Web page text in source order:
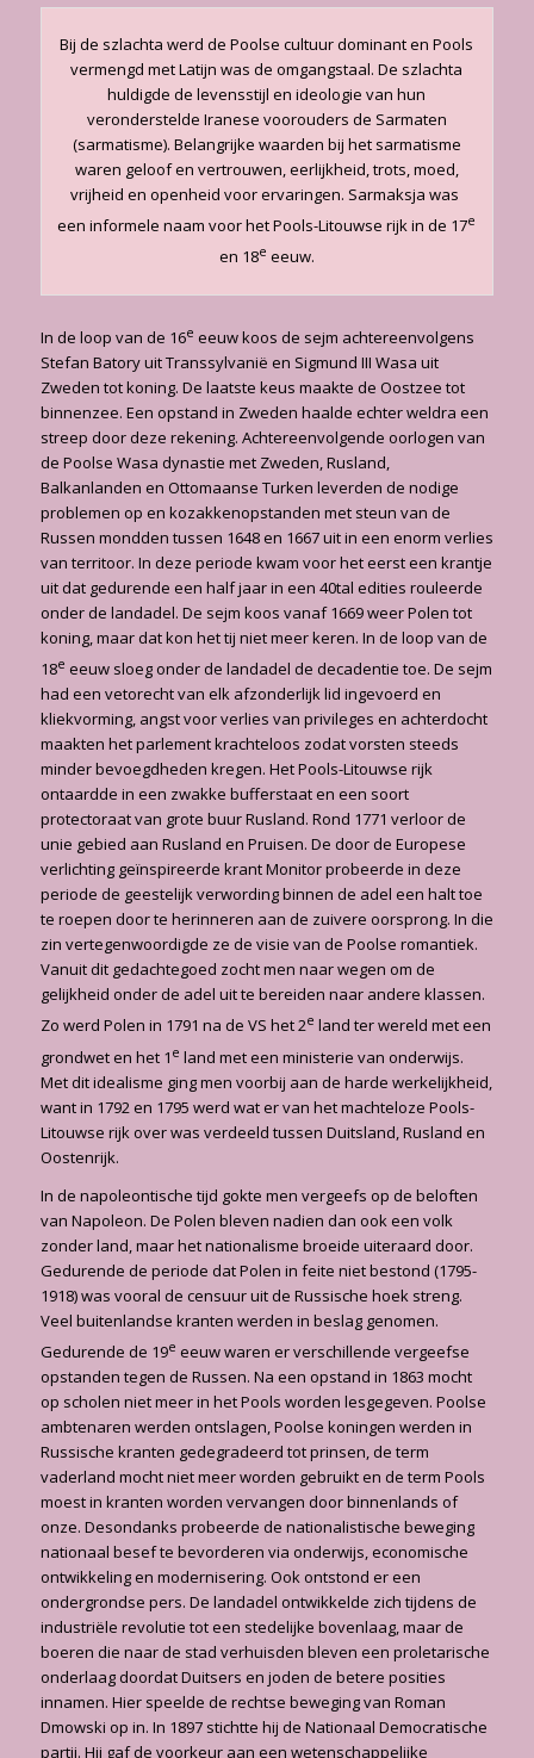
Bij de szlachta werd de Poolse cultuur dominant en Pools
vermengd met Latijn was de omgangstaal. De szlachta
huldigde de levensstijl en ideologie van hun
veronderstelde Iranese voorouders de Sarmaten
(sarmatisme). Belangrijke waarden bij het sarmatisme
waren geloof en vertrouwen, eerlijkheid, trots, moed,
vrijheid en openheid voor ervaringen. Sarmaksja was
een informele naam voor het Pools-Litouwse rijk in de 17e
en 18e eeuw.
In de loop van de 16e eeuw koos de sejm achtereenvolgens
Stefan Batory uit Transsylvanië en Sigmund III Wasa uit
Zweden tot koning. De laatste keus maakte de Oostzee tot
binnenzee. Een opstand in Zweden haalde echter weldra een
streep door deze rekening. Achtereenvolgende oorlogen van
de Poolse Wasa dynastie met Zweden, Rusland,
Balkanlanden en Ottomaanse Turken leverden de nodige
problemen op en kozakkenopstanden met steun van de
Russen mondden tussen 1648 en 1667 uit in een enorm verlies
van territoor. In deze periode kwam voor het eerst een krantje
uit dat gedurende een half jaar in een 40tal edities rouleerde
onder de landadel. De sejm koos vanaf 1669 weer Polen tot
koning, maar dat kon het tij niet meer keren. In de loop van de
18e eeuw sloeg onder de landadel de decadentie toe. De sejm
had een vetorecht van elk afzonderlijk lid ingevoerd en
kliekvorming, angst voor verlies van privileges en achterdocht
maakten het parlement krachteloos zodat vorsten steeds
minder bevoegdheden kregen. Het Pools-Litouwse rijk
ontaardde in een zwakke bufferstaat en een soort
protectoraat van grote buur Rusland. Rond 1771 verloor de
unie gebied aan Rusland en Pruisen. De door de Europese
verlichting geïnspireerde krant Monitor probeerde in deze
periode de geestelijk verwording binnen de adel een halt toe
te roepen door te herinneren aan de zuivere oorsprong. In die
zin vertegenwoordigde ze de visie van de Poolse romantiek.
Vanuit dit gedachtegoed zocht men naar wegen om de
gelijkheid onder de adel uit te bereiden naar andere klassen.
Zo werd Polen in 1791 na de VS het 2e land ter wereld met een
grondwet en het 1 e land met een ministerie van onderwijs.
Met dit idealisme ging men voorbij aan de harde werkelijkheid,
want in 1792 en 1795 werd wat er van het machteloze Pools-
Litouwse rijk over was verdeeld tussen Duitsland, Rusland en
Oostenrijk.
In de napoleontische tijd gokte men vergeefs op de beloften
van Napoleon. De Polen bleven nadien dan ook een volk
zonder land, maar het nationalisme broeide uiteraard door.
Gedu­rende de periode dat Polen in feite niet bestond (1795-
1918) was vooral de censuur uit de Russische hoek streng.
Veel buitenlandse kranten werden in beslag genomen.
Gedurende de 19e eeuw waren er verschillende vergeefse
opstanden tegen de Russen. Na een opstand in 1863 mocht
op scholen niet meer in het Pools worden lesgegeven. Poolse
ambtenaren werden ontslagen, Poolse koningen werden in
Russische kranten gedegradeerd tot prinsen, de term
vaderland mocht niet meer worden gebruikt en de term Pools
moest in kranten wor­den vervangen door binnenlands of
onze. Desondanks probeerde de nationalistische bewe­ging
nationaal besef te bevorderen via onderwijs, economische
ontwikkeling en modernise­ring. Ook ontstond er een
ondergrondse pers. De landadel ontwikkelde zich tijdens de
indu­striële revolutie tot een stedelijke bovenlaag, maar de
boeren die naar de stad verhuisden bleven een proletarische
onderlaag doordat Duitsers en joden de betere posities
innamen. Hier speelde de rechtse beweging van Roman
Dmowski op in. In 1897 stichtte hij de Natio­naal Democratische
partij. Hij gaf de voorkeur aan een wetenschappelijke